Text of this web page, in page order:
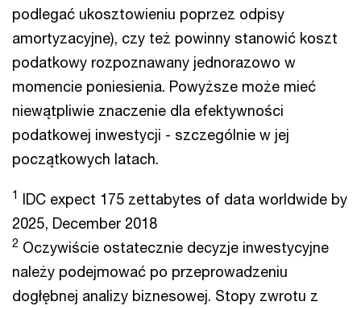
podlegać ukosztowieniu poprzez odpisy
amortyzacyjne), czy też powinny stanowić koszt
podatkowy rozpoznawany jednorazowo w
momencie poniesienia. Powyższe może mieć
niewątpliwie znaczenie dla efektywności
podatkowej inwestycji - szczególnie w jej
początkowych latach.
1 IDC expect 175 zettabytes of data worldwide by
2025, December 2018
2 Oczywiście ostatecznie decyzje inwestycyjne
należy podejmować po przeprowadzeniu
dogłębnej analizy biznesowej. Stopy zwrotu z